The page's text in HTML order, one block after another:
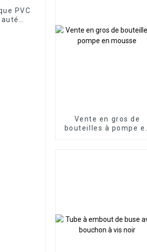
PVC
Vente en gros de
bouteilles à pompe en